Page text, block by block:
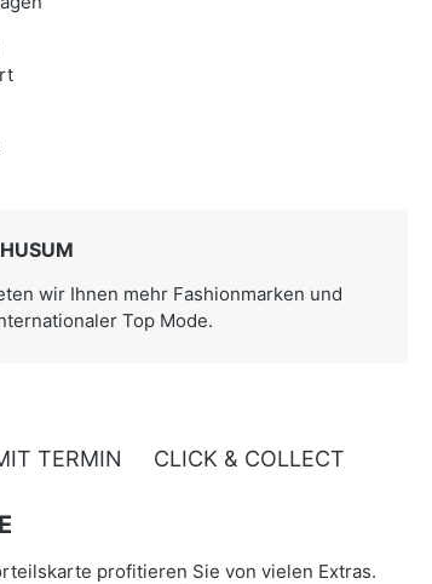
wir Ihnen mehr Fashionmarken und
Top Mode.
TERMIN CLICK & COLLECT
profitieren Sie von vielen Extras.